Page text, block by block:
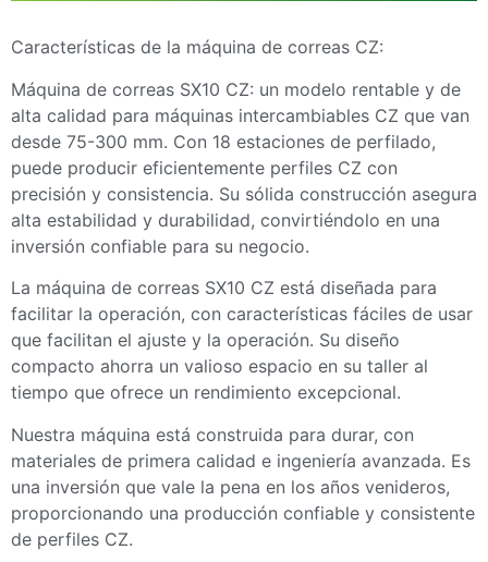
Características de la máquina de correas CZ:
Máquina de correas SX10 CZ: un modelo rentable y de
alta calidad para máquinas intercambiables CZ que van
desde 75-300 mm. Con 18 estaciones de perfilado,
puede producir eficientemente perfiles CZ con
precisión y consistencia. Su sólida construcción asegura
alta estabilidad y durabilidad, convirtiéndolo en una
inversión confiable para su negocio.
La máquina de correas SX10 CZ está diseñada para
facilitar la operación, con características fáciles de usar
que facilitan el ajuste y la operación. Su diseño
compacto ahorra un valioso espacio en su taller al
tiempo que ofrece un rendimiento excepcional.
Nuestra máquina está construida para durar, con
materiales de primera calidad e ingeniería avanzada. Es
una inversión que vale la pena en los años venideros,
proporcionando una producción confiable y consistente
de perfiles CZ.